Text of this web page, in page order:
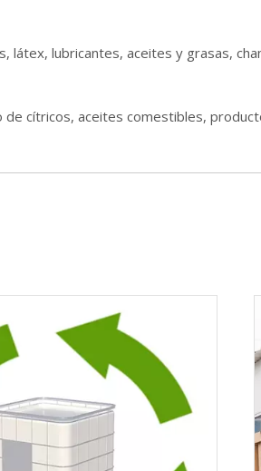
látex, lubricantes, aceites y grasas,
cítricos, aceites comestibles,